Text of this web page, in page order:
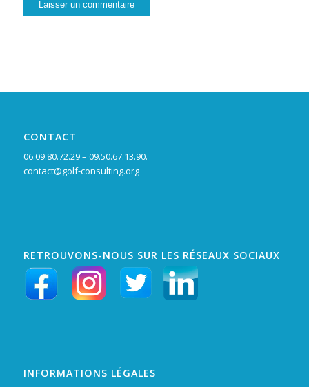
CONTACT
06.09.80.72.29 – 09.50.67.13.90.
contact@golf-consulting.org
RETROUVONS-NOUS SUR LES RÉSEAUX SOCIAUX
INFORMATIONS LÉGALES